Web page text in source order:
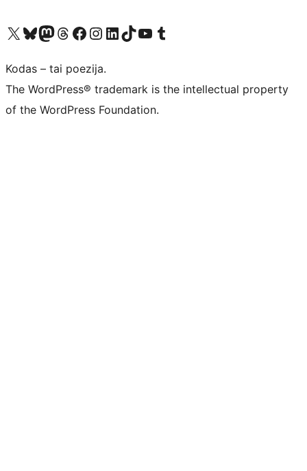
Visit our X (formerly Twitter) account
Apsilankykite mūsų Bluesky paskyroje
Visit our Mastodon account
Apsilankykite mūsų Threads paskyroje
Visit our Facebook page
Visit our Instagram account
Visit our LinkedIn account
Apsilankykite mūsų TikTok paskyroje
Visit our YouTube channel
Apsilankykite mūsų Tumblr paskyroje
Kodas – tai poezija.
The WordPress® trademark is the intellectual property
of the WordPress Foundation.